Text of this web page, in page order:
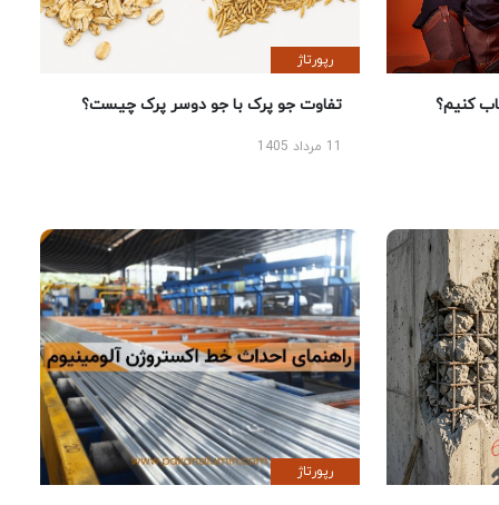
کنیم؟
رپورتاژ
تفاوت جو پرک با جو دوسر پرک چیست؟
رپورتاژ